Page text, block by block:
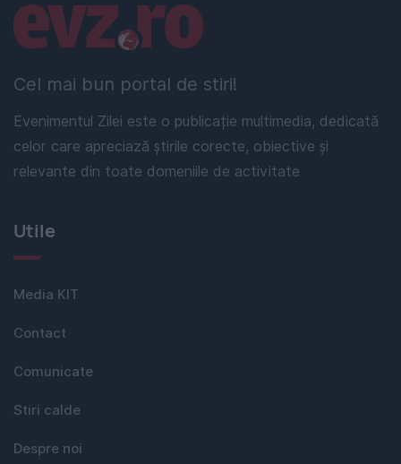
Cel mai bun portal de stiri!
Evenimentul Zilei este o publicație multimedia, dedicată
celor care apreciază știrile corecte, obiective și
relevante din toate domeniile de activitate
Linkuri utile
Utile
Media KIT
Contact
Comunicate
Stiri calde
Despre noi